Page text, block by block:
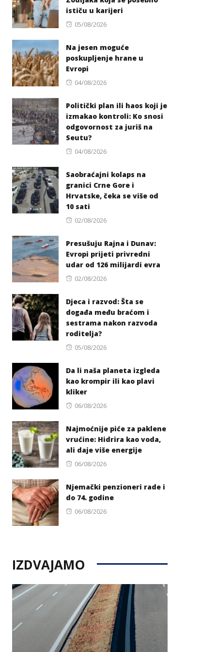
ističu u karijeri
Posted
05/08/2026
Na jesen moguće
poskupljenje hrane u
Evropi
Posted
04/08/2026
Politički plan ili haos koji je
izmakao kontroli: Ko snosi
odgovornost za juriš na
Seutu?
Posted
04/08/2026
Saobraćajni kolaps na
granici Crne Gore i
Hrvatske, čeka se više od
10 sati
Posted
02/08/2026
Presušuju Rajna i Dunav:
Evropi prijeti privredni
udar od 126 milijardi evra
Posted
02/08/2026
Djeca i razvod: Šta se
događa među braćom i
sestrama nakon razvoda
roditelja?
Posted
05/08/2026
Da li naša planeta izgleda
kao krompir ili kao plavi
kliker
Posted
06/08/2026
Najmoćnije piće za paklene
vrućine: Hidrira kao voda,
ali daje više energije
Posted
06/08/2026
Njemački penzioneri rade i
do 74. godine
Posted
06/08/2026
IZDVAJAMO